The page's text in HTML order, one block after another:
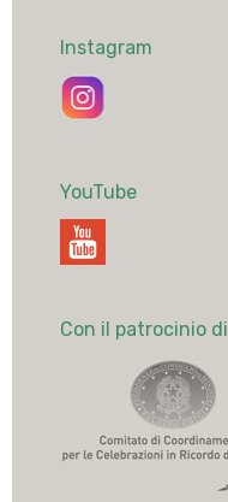
Instagram
YouTube
Con il patrocinio di